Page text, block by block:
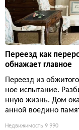
Переезд как
обнажает главное
Переезд из
ное испытание.
нную жизнь. Дом
анной воедино
Недвижимость 9 990